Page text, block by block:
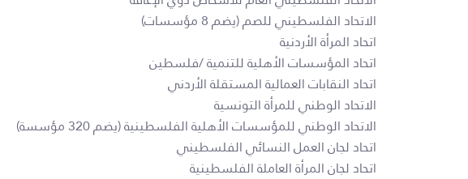
الاتحاد الفلسطيني للصم (يضم 8 مؤسسات)
اتحاد المرأة الأردنية
اتحاد المؤسسات الأهلية للتنمية /فلسطين
اتحاد النقابات العمالية المستقلة الأردني
الاتحاد الوطني للمرأة التونسية
الاتحاد الوطني للمؤسسات الأهلية الفلسطينية (يضم 320 مؤسسة)
اتحاد لجان العمل النسائي الفلسطيني
اتحاد لجان المرأة العاملة الفلسطينية